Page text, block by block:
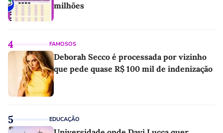
milhões
4 FAMOSOS
Deborah Secco é processada por vizinho
que pede quase R$ 100 mil de indenização
5 EDUCAÇÃO